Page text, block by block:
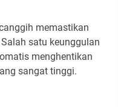
memastikan
satu keunggulan
menghentikan
sangat tinggi.